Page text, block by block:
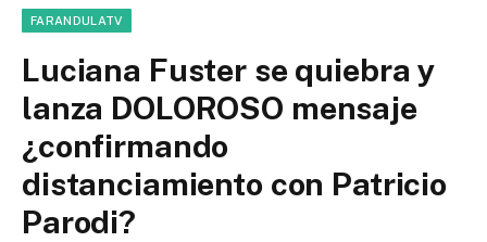
FARANDULATV
Luciana Fuster se quiebra y
lanza DOLOROSO mensaje
¿confirmando
distanciamiento con Patricio
Parodi?